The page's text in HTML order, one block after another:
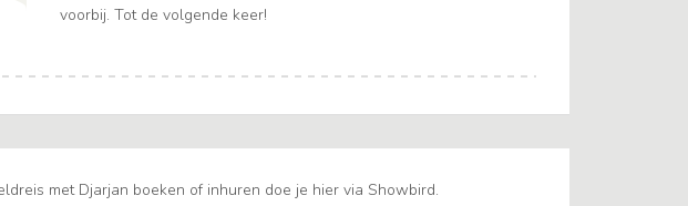
voorbij. Tot de volgende keer!
met Djarjan boeken of inhuren doe je hier via Showbird.